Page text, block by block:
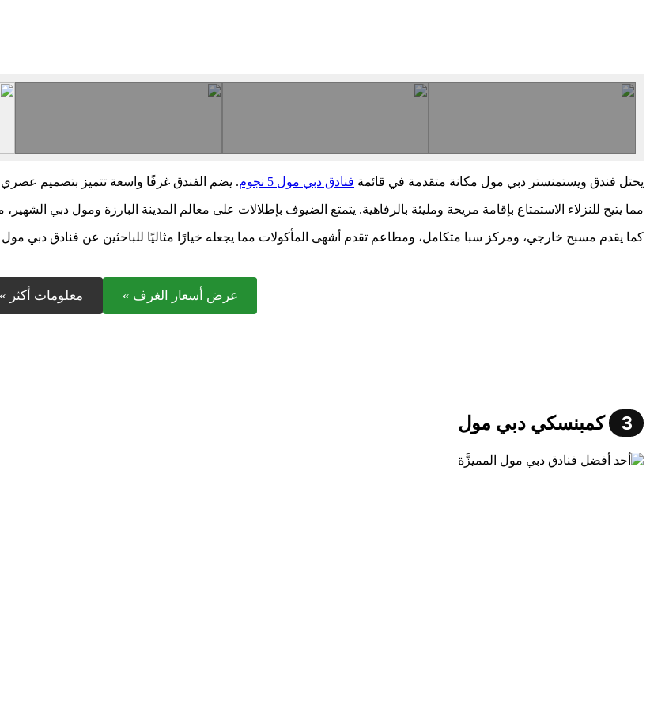
يحتل فندق ويستمنستر دبي مول مكانة متقدمة في قائمة فنادق دبي مول 5 نجوم . يضم الفندق غرفًا واسعة تتميز بتصميم
مما يتيح للنزلاء الاستمتاع بإقامة مريحة ومليئة بالرفاهية. يتمتع الضيوف بإطلالات على معالم المدينة البارزة ومول دبي
كما يقدم مسبح خارجي، ومركز سبا متكامل، ومطاعم تقدم أشهى المأكولات مما يجعله خيارًا مثاليًا للباحثين عن فنادق دبي
عرض أسعار الغرف » معلومات أكثر »
3 كمبنسكي دبي مول